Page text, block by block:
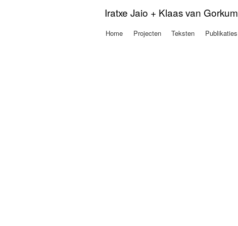
Iratxe Jaio + Klaas van Gorkum
Hoofdmenu
Home Projecten Teksten Publikaties